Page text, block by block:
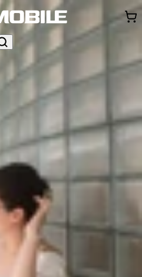
Khuyến
Thông báoKhách
bị sọc ngang
và cách khắc